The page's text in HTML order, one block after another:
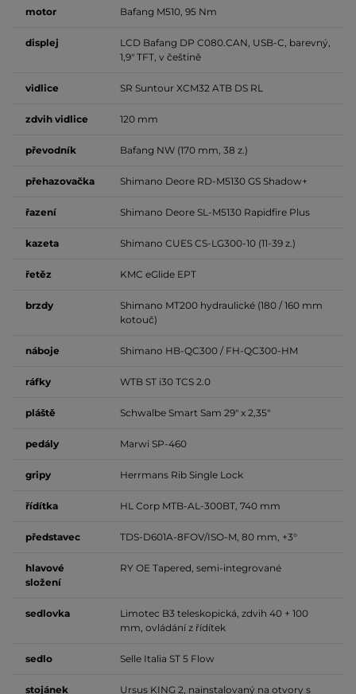
motor Bafang M510, 95 Nm
displej
LCD Bafang DP C080.CAN, USB-C, barevný,
1,9" TFT, v češtině
vidlice SR Suntour XCM32 ATB DS RL
zdvih vidlice 120 mm
převodník Bafang NW (170 mm, 38 z.)
přehazovačka Shimano Deore RD-M5130 GS Shadow+
řazení Shimano Deore SL-M5130 Rapidfire Plus
kazeta Shimano CUES CS-LG300-10 (11-39 z.)
řetěz KMC eGlide EPT
brzdy
Shimano MT200 hydraulické (180 / 160 mm
kotouč)
náboje Shimano HB-QC300 / FH-QC300-HM
ráfky WTB ST i30 TCS 2.0
pláště Schwalbe Smart Sam 29" x 2,35"
pedály Marwi SP-460
gripy Herrmans Rib Single Lock
řídítka HL Corp MTB-AL-300BT, 740 mm
představec TDS-D601A-8FOV/ISO-M, 80 mm, +3°
hlavové
složení
RY OE Tapered, semi-integrované
sedlovka
Limotec B3 teleskopická, zdvih 40 + 100
mm, ovládání z řídítek
sedlo Selle Italia ST 5 Flow
stojánek Ursus KING 2, nainstalovaný na otvory s